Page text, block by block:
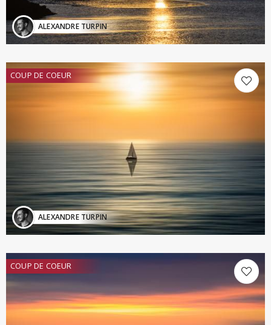
ALEXANDRE TURPIN
COUP DE COEUR
ALEXANDRE TURPIN
COUP DE COEUR